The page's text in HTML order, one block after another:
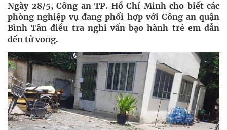
Ngày 28/5, Công an TP. Hồ Chí Minh cho biết các
phòng nghiệp vụ đang phối hợp với Công an quận
Bình Tân điều tra nghi vấn bạo hành trẻ em dẫn
đến tử vong.